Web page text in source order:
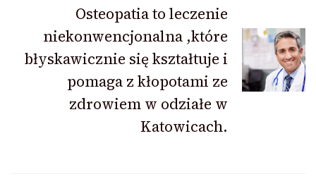
Osteopatia to leczenie
niekonwencjonalna ,które
błyskawicznie się kształtuje i
pomaga z kłopotami ze
zdrowiem w odziałe w
Katowicach.